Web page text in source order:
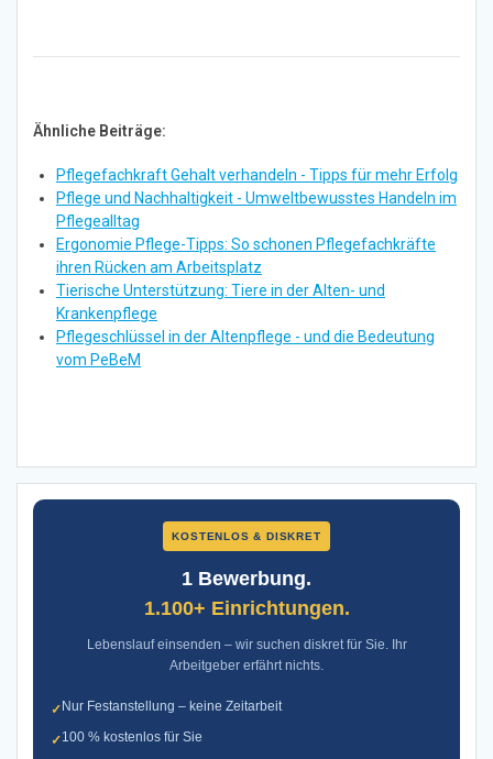
Ähnliche Beiträge:
Pflegefachkraft Gehalt verhandeln - Tipps für mehr Erfolg
Pflege und Nachhaltigkeit - Umweltbewusstes Handeln im
Pflegealltag
Ergonomie Pflege-Tipps: So schonen Pflegefachkräfte
ihren Rücken am Arbeitsplatz
Tierische Unterstützung: Tiere in der Alten- und
Krankenpflege
Pflegeschlüssel in der Altenpflege - und die Bedeutung
vom PeBeM
KOSTENLOS & DISKRET
1 Bewerbung.
1.100+ Einrichtungen.
Lebenslauf einsenden – wir suchen diskret für Sie. Ihr
Arbeitgeber erfährt nichts.
✓ Nur Festanstellung – keine Zeitarbeit
✓100 % kostenlos für Sie